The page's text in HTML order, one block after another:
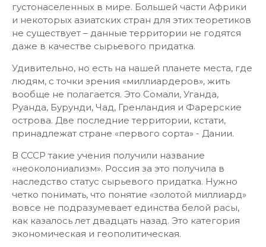
густонаселенных в мире. Большей части Африки
и некоторых азиатских стран для этих теоретиков
не существует – данные территории не годятся
даже в качестве сырьевого придатка.
Удивительно, но есть на нашей планете места, где
людям, с точки зрения «миллиардеров», жить
вообще не полагается. Это Сомали, Уганда,
Руанда, Бурунди, Чад, Гренландия и Фарерские
острова. Две последние территории, кстати,
принадлежат стране «первого сорта» - Дании.
В СССР такие учения получили название
«неоколониализм». Россия за это получила в
наследство статус сырьевого придатка. Нужно
четко понимать, что понятие «золотой миллиард»
вовсе не подразумевает единства белой расы,
как казалось лет двадцать назад. Это категория
экономическая и геополитическая.